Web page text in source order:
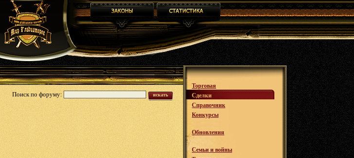
Поиск по форуму: искать
Торговая
Сделки
Справочник
Конкурсы
Обновления
Семьи и войны